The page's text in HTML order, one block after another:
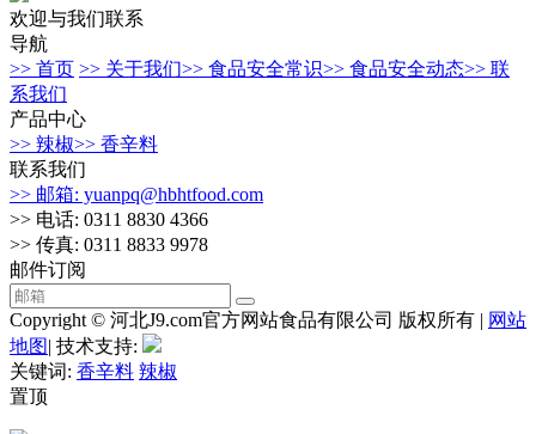
欢迎与我们联系
导航
>> 首页 >> 关于我们>> 食品安全常识>> 食品安全动态>> 联
系我们
产品中心
>> 辣椒>> 香辛料
联系我们
>> 邮箱: yuanpq@hbhtfood.com
>> 电话: 0311 8830 4366
>> 传真: 0311 8833 9978
邮件订阅
Copyright © 河北J9.com官方网站食品有限公司 版权所有 | 网站
地图| 技术支持:
关键词: 香辛料 辣椒
置顶